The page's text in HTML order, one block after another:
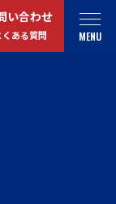
MENU
い合わせ
くある質問
ム